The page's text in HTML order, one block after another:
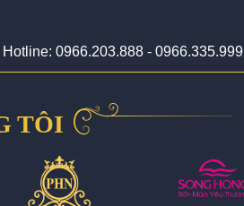
0966.203.888 - 0966.335.999
TÔI